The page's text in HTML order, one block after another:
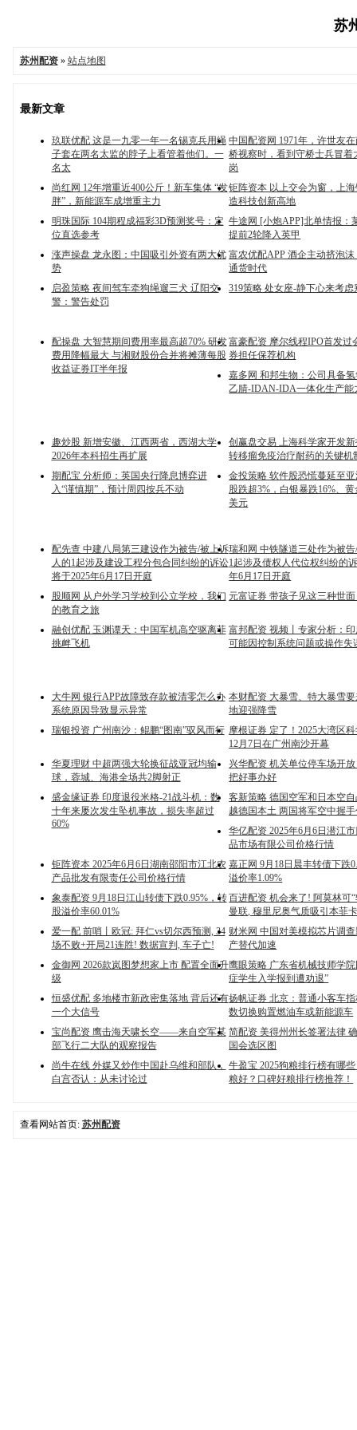
苏
苏州配资» 站点地图
最新文章
玖联优配 这是一九零一年一名锡克兵用绳
子套在两名太监的脖子上看管着他们。一
名太
中国配资网 1971年，许世友
桥视察时，看到守桥士兵冒着
岗
尚红网 12年增重近400公斤！新车集体 “发
胖”，新能源车成增重主力
钜阵资本 以上交会为窗，上
造科技创新高地
明珠国际 104期程成福彩3D预测奖号：定
位直选参考
牛途网 [小炮APP]北单情报：
提前2轮降入英甲
涨声操盘 龙永图：中国吸引外资有两大优
势
富农优配APP 酒企主动挤泡
通货时代
启盈策略 夜间驾车牵狗绳遛三犬 辽阳交
警：警告处罚
319策略 处女座-静下心来考
配操盘 大智慧期间费用率最高超70% 研发
费用降幅最大 与湘财股份合并将摊薄每股
收益证券IT半年报
富豪配资 摩尔线程IPO首发过
券担任保荐机构
嘉多网 和邦生物：公司具备
乙腈-IDAN-IDA一体化生产能
趣炒股 新增安徽、江西两省，西湖大学
2026年本科招生再扩展
创赢盘交易 上海科学家开发
转移瘤免疫治疗耐药的关键机
期配宝 分析师：英国央行降息博弈进
入“谨慎期”，预计周四按兵不动
金投策略 软件股恐慌蔓延至
股跌超3%，白银暴跌16%、黄
美元
配先查 中建八局第三建设作为被告/被上诉
人的1起涉及建设工程分包合同纠纷的诉讼
将于2025年6月17日开庭
瑞和网 中铁隧道三处作为被
1起涉及债权人代位权纠纷的
年6月17日开庭
股顺网 从户外学习学校到公立学校，我们
的教育之旅
元富证券 带孩子见这三种世
融创优配 玉渊谭天：中国军机高空驱离菲
挑衅飞机
富邦配资 视频丨专家分析：
可能因控制系统问题或操作失
大牛网 银行APP故障致存款被清零怎么办
系统原因导致显示异常
本财配资 大暴雪、特大暴雪
地迎强降雪
瑞银投资 广州南沙：鲲鹏“图南”驭风而行 摩根证券 定了！2025大湾区
12月7日在广州南沙开幕
华夏理财 中超两强大轮换征战亚冠均输
球，蓉城、海港全场共2脚射正
兴华配资 机关单位停车场开
把好事办好
盛金缘证券 印度退役米格-21战斗机：数
十年来屡次发生坠机事故，损失率超过
60%
客新策略 德国空军和日本空
越德国本土 两国将军空中握
华亿配资 2025年6月6日潜江
品市场有限公司价格行情
钜阵资本 2025年6月6日湖南邵阳市江北农
产品批发有限责任公司价格行情
嘉正网 9月18日晨丰转债下跌
溢价率1.09%
象泰配资 9月18日江山转债下跌0.95%，转
股溢价率60.01%
百进配资 机会来了! 阿莫林可
曼联, 穆里尼奥气质吸引本菲
爱一配 前哨丨欧冠: 拜仁vs切尔西预测, 34
场不败+开局21连胜! 数据宣判, 车子亡!
财米网 中国对美模拟芯片调
产替代加速
金御网 2026款岚图梦想家上市 配置全面升
级
鹰眼策略 广东省机械技师学
症学生入学报到遭劝退”
恒盛优配 多地楼市新政密集落地 背后还有
一个大信号
扬帆证券 北京：普通小客车
数切换购置燃油车或新能源车
宝尚配资 鹰击海天啸长空——来自空军某
部飞行二大队的观察报告
简配资 美得州州长签署法律
国会选区图
尚牛在线 外媒又炒作中国赴乌维和部队，
白宫否认：从未讨论过
牛盈宝 2025狗粮排行榜有哪
粮好？口碑好粮排行榜推荐！
查看网站首页: 苏州配资